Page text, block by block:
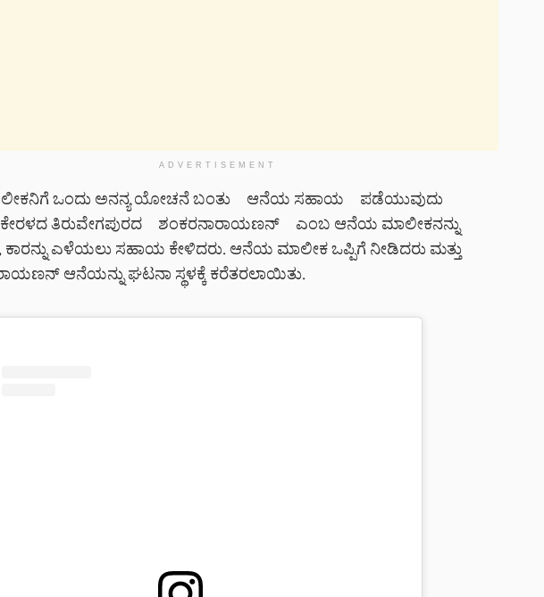
ADVERTISEMENT
ಒಂದು ಅನನ್ಯ ಯೋಚನೆ ಬಂತು–ಆನೆಯ ಸಹಾಯ ಪಡೆಯುವುದು
ತಿರುವೇಗಪುರದ ಶಂಕರನಾರಾಯಣನ್ ಎಂಬ ಆನೆಯ ಮಾಲೀಕನನ್ನು
ಕಾರನ್ನು ಎಳೆಯಲು ಸಹಾಯ ಕೇಳಿದರು. ಆನೆಯ ಮಾಲೀಕ ಒಪ್ಪಿಗೆ ನೀಡಿದರು ಮತ್ತು
ಆನೆಯನ್ನು ಘಟನಾ ಸ್ಥಳಕ್ಕೆ ಕರೆತರಲಾಯಿತು.